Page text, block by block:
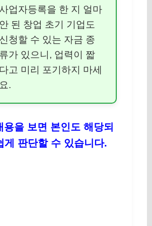
사업자등록을 한 지 얼마
안 된 창업 초기 기업도
신청할 수 있는 자금 종
류가 있으니, 업력이 짧
다고 미리 포기하지 마세
요.
용을 보면 본인도 해당되
게 판단할 수 있습니다.